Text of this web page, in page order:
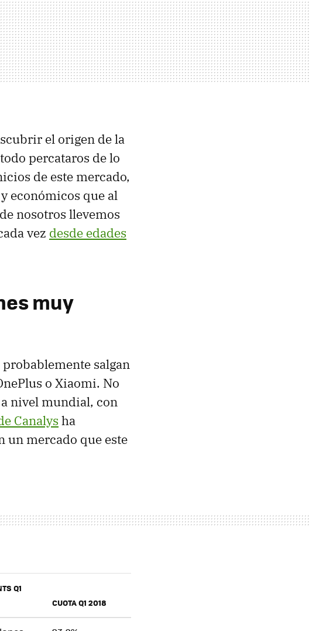
el origen de la
percataros de lo
de este mercado,
económicos que al
nosotros llevemos
vez desde edades
muy
salgan
o Xiaomi. No
nivel mundial, con
Canalys ha
un mercado que este
Q1
CUOTA Q1 2018